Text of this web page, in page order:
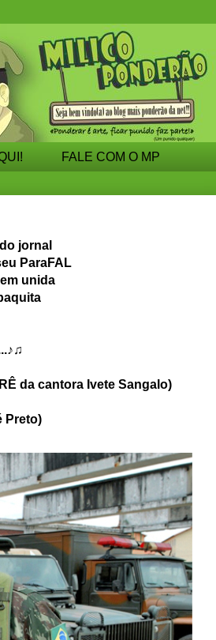
FALE COM O MP
jornal
ParaFAL
unida
da cantora Ivete Sangalo)
Preto)